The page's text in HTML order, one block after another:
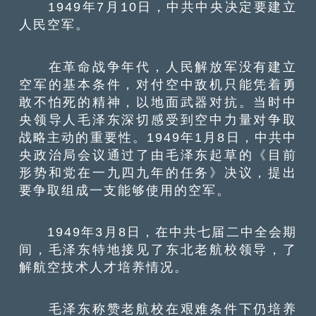
1949年7月10日，中共中央决定要建立
人民空军。
在革命战争年代，人民解放军没有建立
空军的基本条件，对付空中敌机只能凭着勇
敢不怕死的精神，以地面武器对抗。当时中
央领导人毛泽东深切感受到空中力量对争取
战略主动的重要性。1949年1月8日，中共中
央政治局会议通过了由毛泽东起草的《目前
形势和党在一九四九年的任务》决议，提出
要争取组成一支能够使用的空军。
1949年3月8日，在中共七届二中全会期
间，毛泽东特地接见了东北老航校领导，了
解航空技术人才培养情况。
毛泽东称赞老航校在艰难条件下仍培养